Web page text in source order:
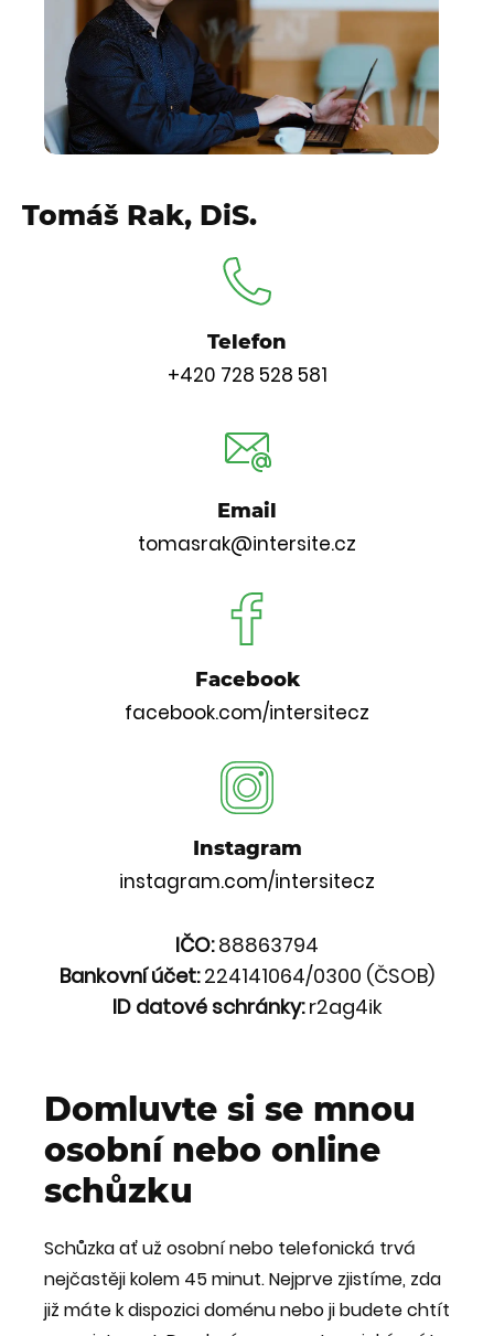
Tomáš Rak, DiS.
Telefon
+420 728 528 581
Email
tomasrak@intersite.cz
Facebook
facebook.com/intersitecz
Instagram
instagram.com/intersitecz
IČO:88863794
Bankovní účet:224141064/0300 (ČSOB)
ID datové schránky:r2ag4ik
Domluvte si se mnou
osobní nebo online
schůzku
Schůzka ať už osobní nebo telefonická trvá
nejčastěji kolem 45 minut. Nejprve zjistíme, zda
již máte k dispozici doménu nebo ji budete chtít